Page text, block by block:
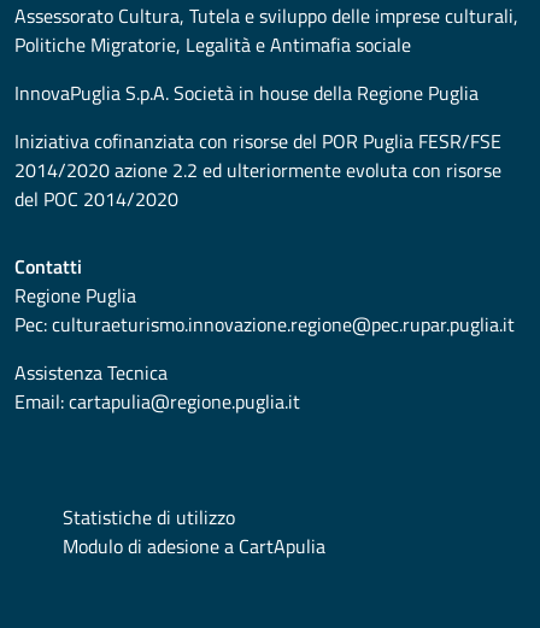
Assessorato Cultura, Tutela e sviluppo delle imprese culturali,
Politiche Migratorie, Legalità e Antimafia sociale
InnovaPuglia S.p.A. Società in house della Regione Puglia
Iniziativa cofinanziata con risorse del POR Puglia FESR/FSE
2014/2020 azione 2.2 ed ulteriormente evoluta con risorse
del POC 2014/2020
Contatti
Regione Puglia
Pec:culturaeturismo.innovazione.regione@pec.rupar.puglia.it
Assistenza Tecnica
Email:cartapulia@regione.puglia.it
Statistiche di utilizzo
Modulo di adesione a CartApulia